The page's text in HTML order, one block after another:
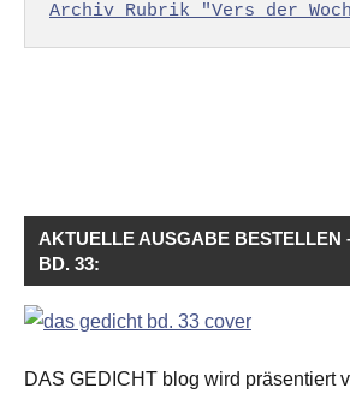
Archiv Rubrik "Vers der
AKTUELLE AUSGABE BESTELLEN
BD. 33:
DAS GEDICHT blog wird präsentiert